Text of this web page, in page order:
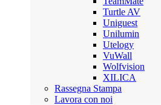
Turtle AV
Uniguest
Unilumin
Utelogy
VuWall
Wolfvision
XILICA
Rassegna Stampa
Lavora con noi